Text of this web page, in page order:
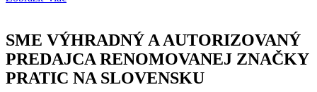
SME VÝHRADNÝ A AUTORIZOVANÝ
PREDAJCA RENOMOVANEJ ZNAČKY
PRATIC NA SLOVENSKU